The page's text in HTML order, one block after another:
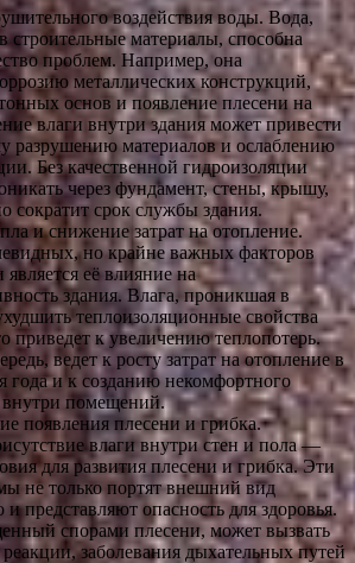
воздействия воды. Вода,
строительные материалы, способна
проблем. Например, она
металлических конструкций,
основ и появление плесени на
влаги внутри здания может привести
разрушению материалов и ослаблению
Без качественной гидроизоляции
через фундамент, стены, крышу,
сократит срок службы здания.
и снижение затрат на отопление.
но крайне важных факторов
её влияние на
здания. Влага, проникшая в
теплоизоляционные свойства
приведет к увеличению теплопотерь.
ведет к росту затрат на отопление в
года и к созданию некомфортного
помещений.
появления плесени и грибка.
влаги внутри стен и пола —
для развития плесени и грибка. Эти
не только портят внешний вид
представляют опасность для здоровья.
спорами плесени, может вызвать
реакции, заболевания дыхательных путей